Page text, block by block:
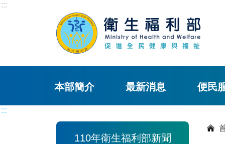
:::
本部簡介 最新消息 便民
:::
110年衛生福利部新聞